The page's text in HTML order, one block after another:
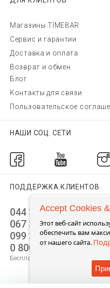
Магазины TIMEBAR
Сервис и гарантии
Доставка и оплата
Возврат и обмен
Блог
Контакты для связи
Пользовательское
НАШИ СОЦ. СЕТИ
ПОДДЕРЖКА КЛИЕНТОВ
044 392 44 45
067 344 14 44 (viber)
099 399 23 80
0 800 305 805
Бесплатно по Украине
Accept Cookies
Этот веб-сайт
обеспечить вам
от нашего сайта.